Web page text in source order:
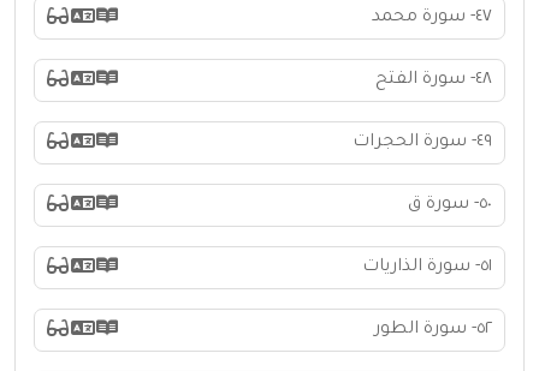
٤٧- سورة محمد
٤٨- سورة الفتح
٤٩- سورة الحجرات
٥٠- سورة ق
٥١- سورة الذاريات
٥٢- سورة الطور